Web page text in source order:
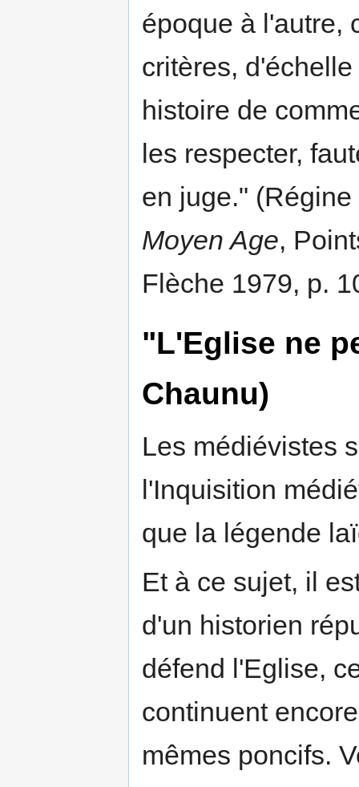
époque à l'autre,
critères,
histoire de
les respecter,
en juge."
Moyen Age,
Flèche 1979, p.
"L'Eglise ne
Chaunu)
Les médiévistes
l'Inquisition
que la légende
Et à ce sujet, il
d'un historien
défend l'Eglise,
continuent
mêmes poncifs.